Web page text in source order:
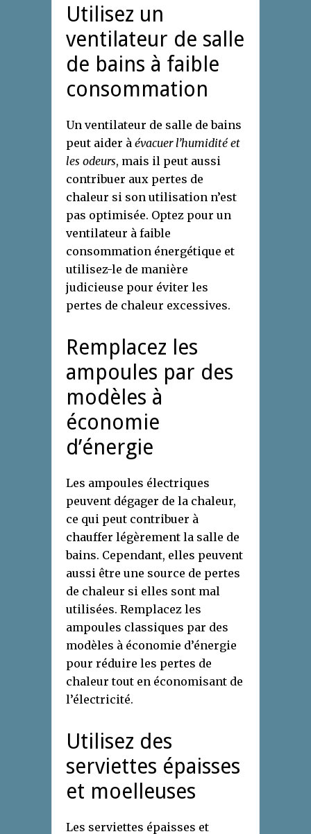
Utilisez un
ventilateur de salle
de bains à faible
consommation
Un ventilateur de salle de bains
peut aider à évacuer l’humidité et
les odeurs, mais il peut aussi
contribuer aux pertes de
chaleur si son utilisation n’est
pas optimisée. Optez pour un
ventilateur à faible
consommation énergétique et
utilisez-le de manière
judicieuse pour éviter les
pertes de chaleur excessives.
Remplacez les
ampoules par des
modèles à
économie
d’énergie
Les ampoules électriques
peuvent dégager de la chaleur,
ce qui peut contribuer à
chauffer légèrement la salle de
bains. Cependant, elles peuvent
aussi être une source de pertes
de chaleur si elles sont mal
utilisées. Remplacez les
ampoules classiques par des
modèles à économie d’énergie
pour réduire les pertes de
chaleur tout en économisant de
l’électricité.
Utilisez des
serviettes épaisses
et moelleuses
Les serviettes épaisses et